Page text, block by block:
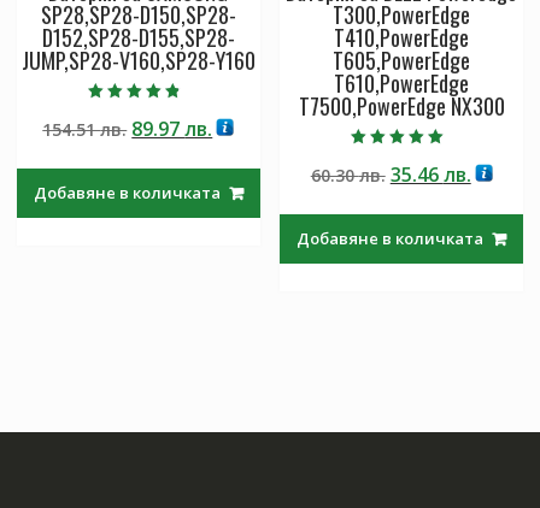
SP28,SP28-D150,SP28-
D152,SP28-D155,SP28-
JUMP,SP28-V160,SP28-Y160
4.50
от 5
154.51лв. Original
154.51 лв..
89.97лв.Текущата
89.97 лв..
Добавяне в количката
T300,PowerEdge
T410,PowerEdge
T605,PowerEdge
T610,PowerEdge
T7500,PowerEdge NX300
5.00
от 5
60.30лв. Original
60.30 лв..
35.46лв.
35.46
Добавяне в количката